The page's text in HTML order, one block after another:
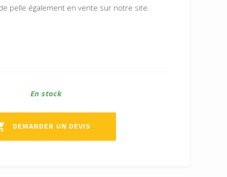
pelle également en vente sur notre site.
En stock
DEMANDER UN DEVIS